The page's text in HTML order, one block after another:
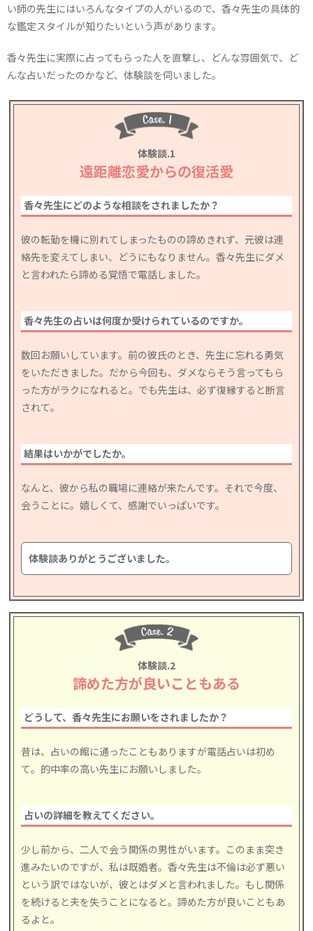
い師の先生にはいろんなタイプの人がいるので、香々先生の具体的
な鑑定スタイルが知りたいという声があります。
香々先生に実際に占ってもらった人を直撃し、どんな雰囲気で、ど
んな占いだったのかなど、体験談を伺いました。
体験談.1
遠距離恋愛からの復活愛
香々先生にどのような相談をされましたか？
彼の転勤を機に別れてしまったものの諦めきれず、元彼は連
絡先を変えてしまい、どうにもなりません。香々先生にダメ
と言われたら諦める覚悟で電話しました。
香々先生の占いは何度か受けられているのですか。
数回お願いしています。前の彼氏のとき、先生に忘れる勇気
をいただきました。だから今回も、ダメならそう言ってもら
った方がラクになれると。でも先生は、必ず復縁すると断言
されて。
結果はいかがでしたか。
なんと、彼から私の職場に連絡が来たんです。それで今度、
会うことに。嬉しくて、感謝でいっぱいです。
体験談ありがとうございました。
体験談.2
諦めた方が良いこともある
どうして、香々先生にお願いをされましたか？
昔は、占いの館に通ったこともありますが電話占いは初め
て。的中率の高い先生にお願いしました。
占いの詳細を教えてください。
少し前から、二人で会う関係の男性がいます。このまま突き
進みたいのですが、私は既婚者。香々先生は不倫は必ず悪い
という訳ではないが、彼とはダメと言われました。もし関係
を続けると夫を失うことになると。諦めた方が良いこともあ
るよと。